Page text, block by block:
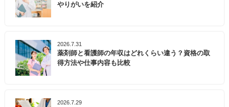
やりがいを紹介
2026.7.31
薬剤師と看護師の年収はどれくらい違う？資格の取
得方法や仕事内容も比較
2026.7.29